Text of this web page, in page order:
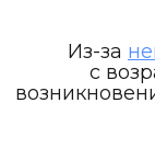
Из-за
с